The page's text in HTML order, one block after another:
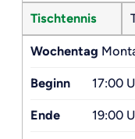
Tischtennis
Wochentag
Beginn 17:00
Ende 19:00